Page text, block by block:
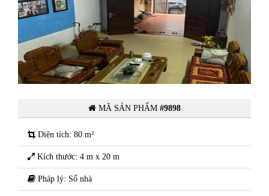
Bán nhà 3 tầng ngõ phố Quán Thánh
- Phường Bình Hàn - TP Hải Dương
MÃ SẢN PHẨM #9898
Diện tích: 80 m²
Kích thước: 4 m x 20 m
Pháp lý: Sổ nhà